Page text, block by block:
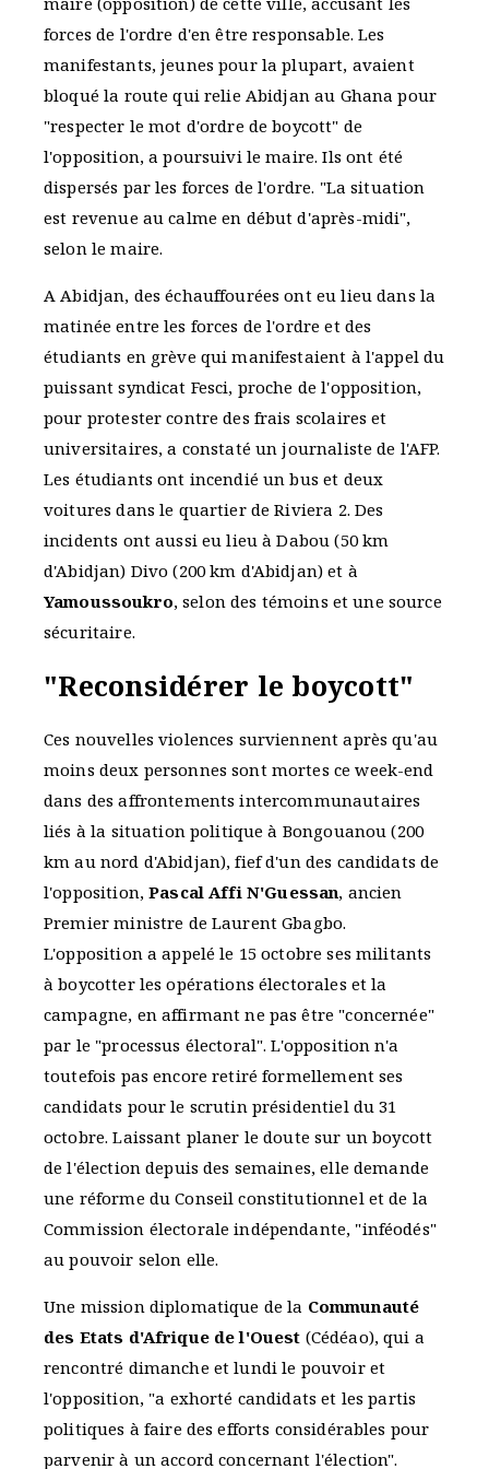
forces de l'ordre d'en être responsable. Les
manifestants, jeunes pour la plupart, avaient
bloqué la route qui relie Abidjan au Ghana pour
"respecter le mot d'ordre de boycott" de
l'opposition, a poursuivi le maire. Ils ont été
dispersés par les forces de l'ordre. "La situation
est revenue au calme en début d'après-midi",
selon le maire.
A Abidjan, des échauffourées ont eu lieu dans la
matinée entre les forces de l'ordre et des
étudiants en grève qui manifestaient à l'appel du
puissant syndicat Fesci, proche de l'opposition,
pour protester contre des frais scolaires et
universitaires, a constaté un journaliste de l'AFP.
Les étudiants ont incendié un bus et deux
voitures dans le quartier de Riviera 2. Des
incidents ont aussi eu lieu à Dabou (50 km
d'Abidjan) Divo (200 km d'Abidjan) et à
Yamoussoukro, selon des témoins et une source
sécuritaire.
"Reconsidérer le boycott"
Ces nouvelles violences surviennent après qu'au
moins deux personnes sont mortes ce week-end
dans des affrontements intercommunautaires
liés à la situation politique à Bongouanou (200
km au nord d'Abidjan), fief d'un des candidats de
l'opposition,Pascal Affi N'Guessan, ancien
Premier ministre de Laurent Gbagbo.
L'opposition a appelé le 15 octobre ses militants
à boycotter les opérations électorales et la
campagne, en affirmant ne pas être "concernée"
par le "processus électoral". L'opposition n'a
toutefois pas encore retiré formellement ses
candidats pour le scrutin présidentiel du 31
octobre. Laissant planer le doute sur un boycott
de l'élection depuis des semaines, elle demande
une réforme du Conseil constitutionnel et de la
Commission électorale indépendante, "inféodés"
au pouvoir selon elle.
Une mission diplomatique de la Communauté
des Etats d'Afrique de l'Ouest (Cédéao), qui a
rencontré dimanche et lundi le pouvoir et
l'opposition, "a exhorté candidats et les partis
politiques à faire des efforts considérables pour
parvenir à un accord concernant l'élection".